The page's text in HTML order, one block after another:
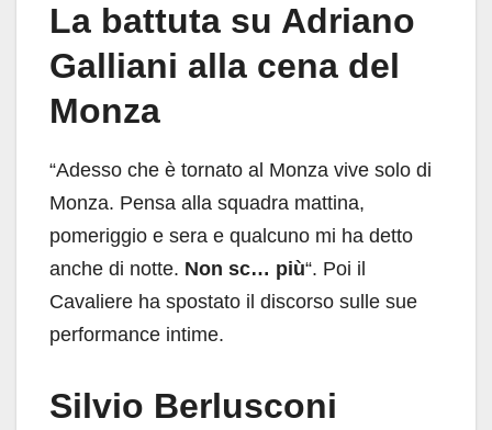
La battuta su Adriano
Galliani alla cena del
Monza
“Adesso che è tornato al Monza vive solo di
Monza. Pensa alla squadra mattina,
pomeriggio e sera e qualcuno mi ha detto
anche di notte. Non sc… più“. Poi il
Cavaliere ha spostato il discorso sulle sue
performance intime.
Silvio Berlusconi